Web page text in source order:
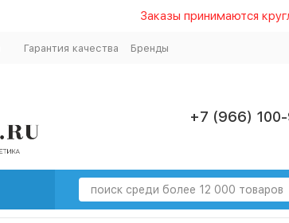
Заказы принимаются
Гарантия качества Бренды
+7 (966)